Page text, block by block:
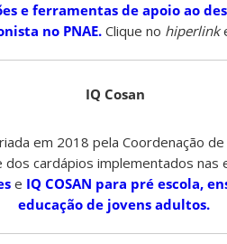
e ferramentas de apoio ao
no PNAE.Clique no hiperlink
IQ Cosan
em 2018 pela Coordenação
dos cardápios implementados nas
e IQ COSAN para pré escola,
educação de jovens adultos.